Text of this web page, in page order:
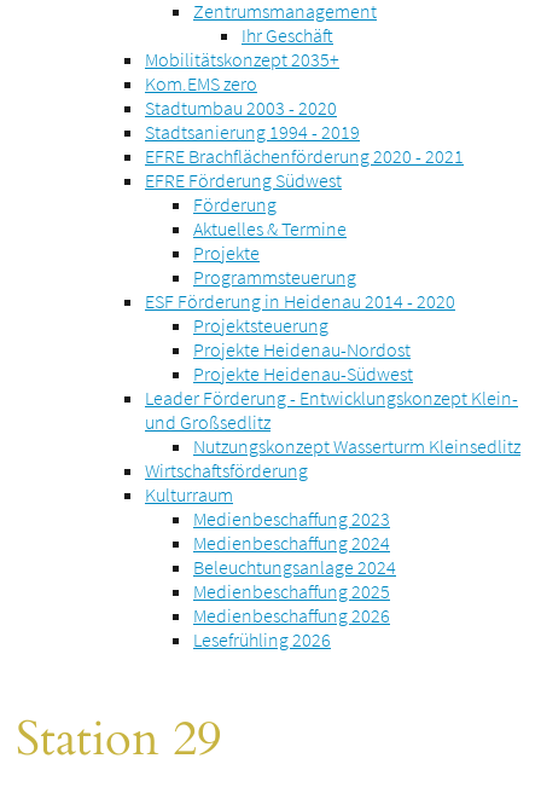
Zentrumsmanagement
Ihr Geschäft
Mobilitätskonzept 2035+
Kom.EMS zero
Stadtumbau 2003 - 2020
Stadtsanierung 1994 - 2019
EFRE Brachflächenförderung 2020 - 2021
EFRE Förderung Südwest
Förderung
Aktuelles & Termine
Projekte
Programmsteuerung
ESF Förderung in Heidenau 2014 - 2020
Projektsteuerung
Projekte Heidenau-Nordost
Projekte Heidenau-Südwest
Leader Förderung - Entwicklungskonzept Klein-
und Großsedlitz
Nutzungskonzept Wasserturm Kleinsedlitz
Wirtschaftsförderung
Kulturraum
Medienbeschaffung 2023
Medienbeschaffung 2024
Beleuchtungsanlage 2024
Medienbeschaffung 2025
Medienbeschaffung 2026
Lesefrühling 2026
Station 29